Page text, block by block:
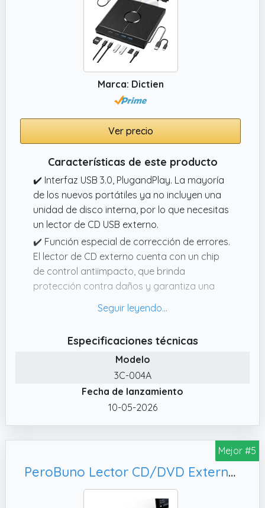
Marca: Dictien
Ver precio
Características de este producto
✔️ Interfaz USB 3.0, PlugandPlay. La mayoría
de los nuevos portátiles ya no incluyen una
unidad de disco interna, por lo que necesitas
un lector de CD USB externo.
✔️ Función especial de corrección de errores.
El lector de CD externo cuenta con un chip
de control antiimpacto, que brinda
protección contra daños y garantiza una
CD está equipado con 2 puertos USB 3.0
adicionales, 1 puerto DC, 2 puertos USB
TypeC, 1 slot para tarjetas SD y 1 slot para
tarjetas TF, que puedes usar para conectar
pendrives USB y cargar tu teléfono u otros
✔️ Transferencia de alta velocidad de 5 Gbps.
tecnología avanzada de grabación, el puerto
transferencia de datos de hasta 5 Gbps.
Especificaciones técnicas
Modelo
3C-004A
Fecha de lanzamiento
10-05-2026
Mejor #5
PeroBuno Lector CD/DVD Externo, Linux y Mac OS